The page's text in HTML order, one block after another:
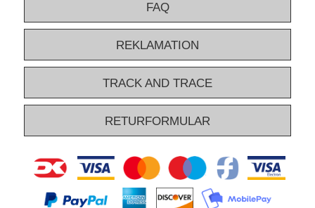
FAQ
REKLAMATION
TRACK AND TRACE
RETURFORMULAR